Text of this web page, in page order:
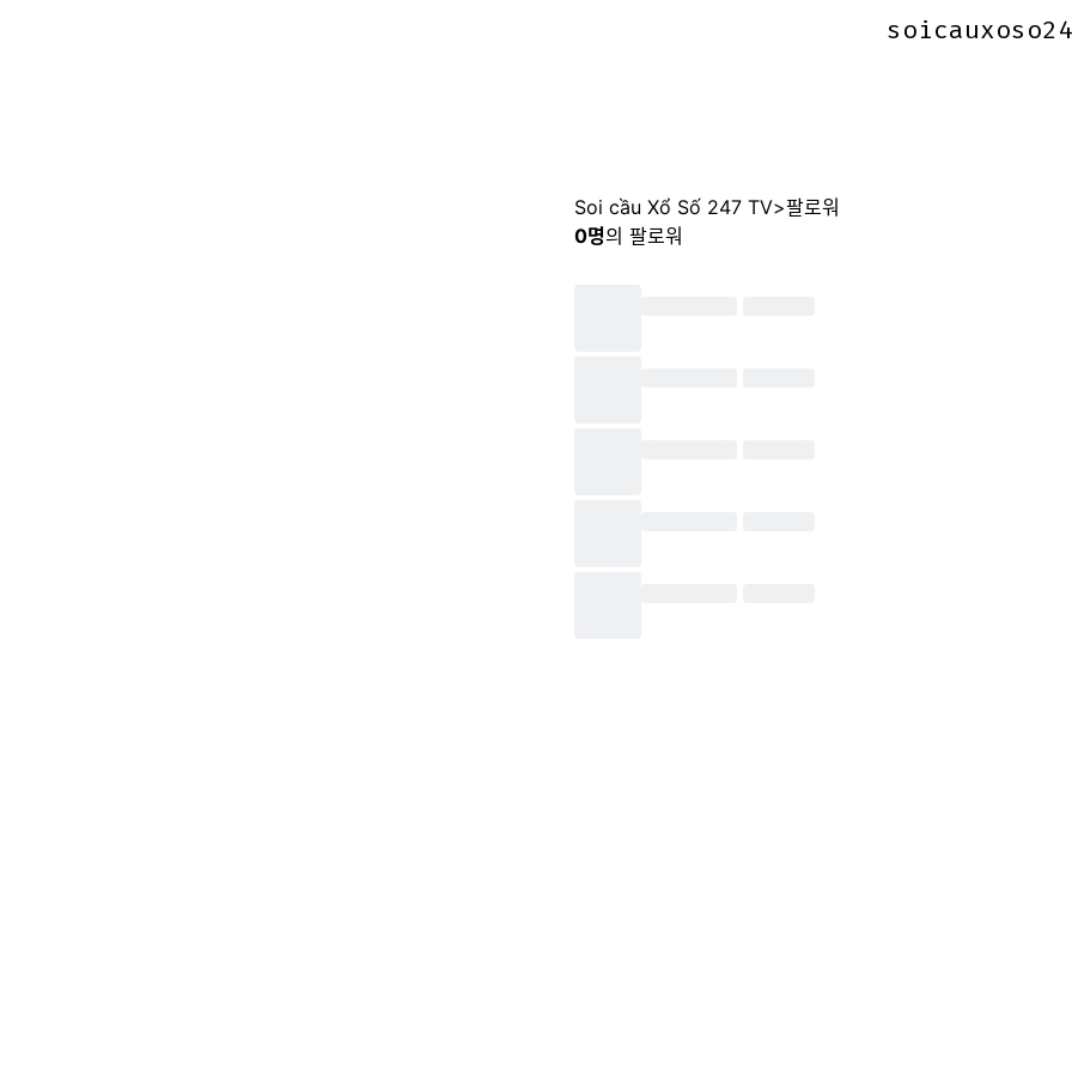
Soi cầu Xổ Số 247 TV>팔로워
0명의 팔로워